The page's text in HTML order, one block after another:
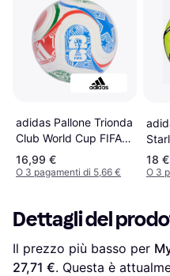
adidas Pallone Trionda
Club World Cup FIFA
26 - White/Vivid
Red/Glow Blue/Green
16,99 €
O 3 pagamenti di 5,66 €
18 €
O 3
Dettagli del
Il prezzo più basso per
27,71 €. Questa è